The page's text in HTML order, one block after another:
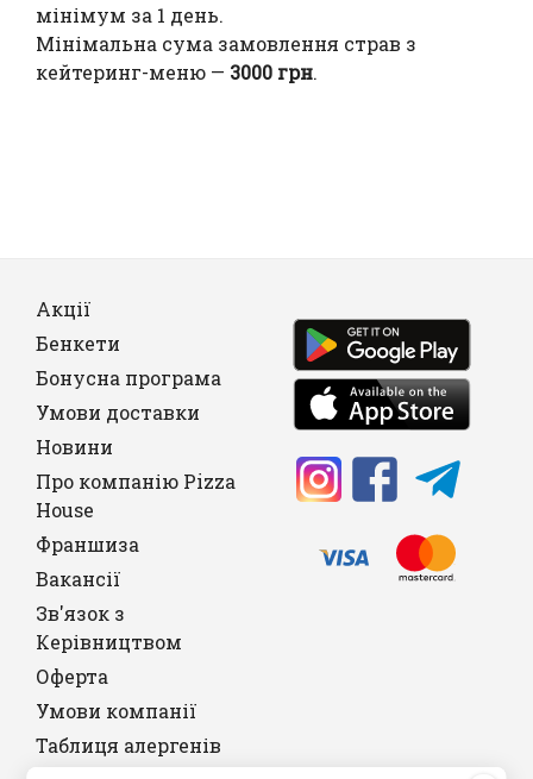
мінімум за 1 день.
Мінімальна сума замовлення страв з
кейтеринг-меню — 3000 грн.
Акції
Бенкети
Бонусна програма
Умови доставки
Новини
Про компанію Pizza
House
Франшиза
Вакансії
Зв'язок з
Керівництвом
Оферта
Умови компанії
Таблиця алергенів